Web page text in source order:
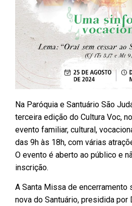
Na Paróquia e Santuário São
terceira edição do Cultura Voc,
evento familiar, cultural,
das 9h às 18h, com várias
O evento é aberto ao público e
inscrição.
A Santa Missa de encerramento
nova do Santuário, presidida por